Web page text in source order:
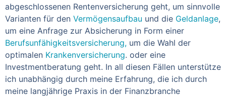
abgeschlossenen Rentenversicherung geht, um sinnvolle
Varianten für den Vermögensaufbau und die Geldanlage,
um eine Anfrage zur Absicherung in Form einer
Berufsunfähigkeitsversicherung, um die Wahl der
optimalen Krankenversicherung. oder eine
Investmentberatung geht. In all diesen Fällen unterstütze
ich unabhängig durch meine Erfahrung, die ich durch
meine langjährige Praxis in der Finanzbranche